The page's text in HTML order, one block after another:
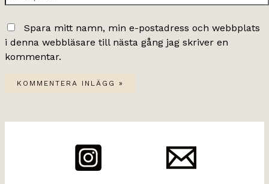
Spara mitt namn, min e-postadress och webbplats
i denna webbläsare till nästa gång jag skriver en
kommentar.